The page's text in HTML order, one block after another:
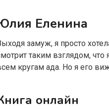
Еленина
замуж, я просто
таким взглядом,
кругам ада. Но я его
онлайн